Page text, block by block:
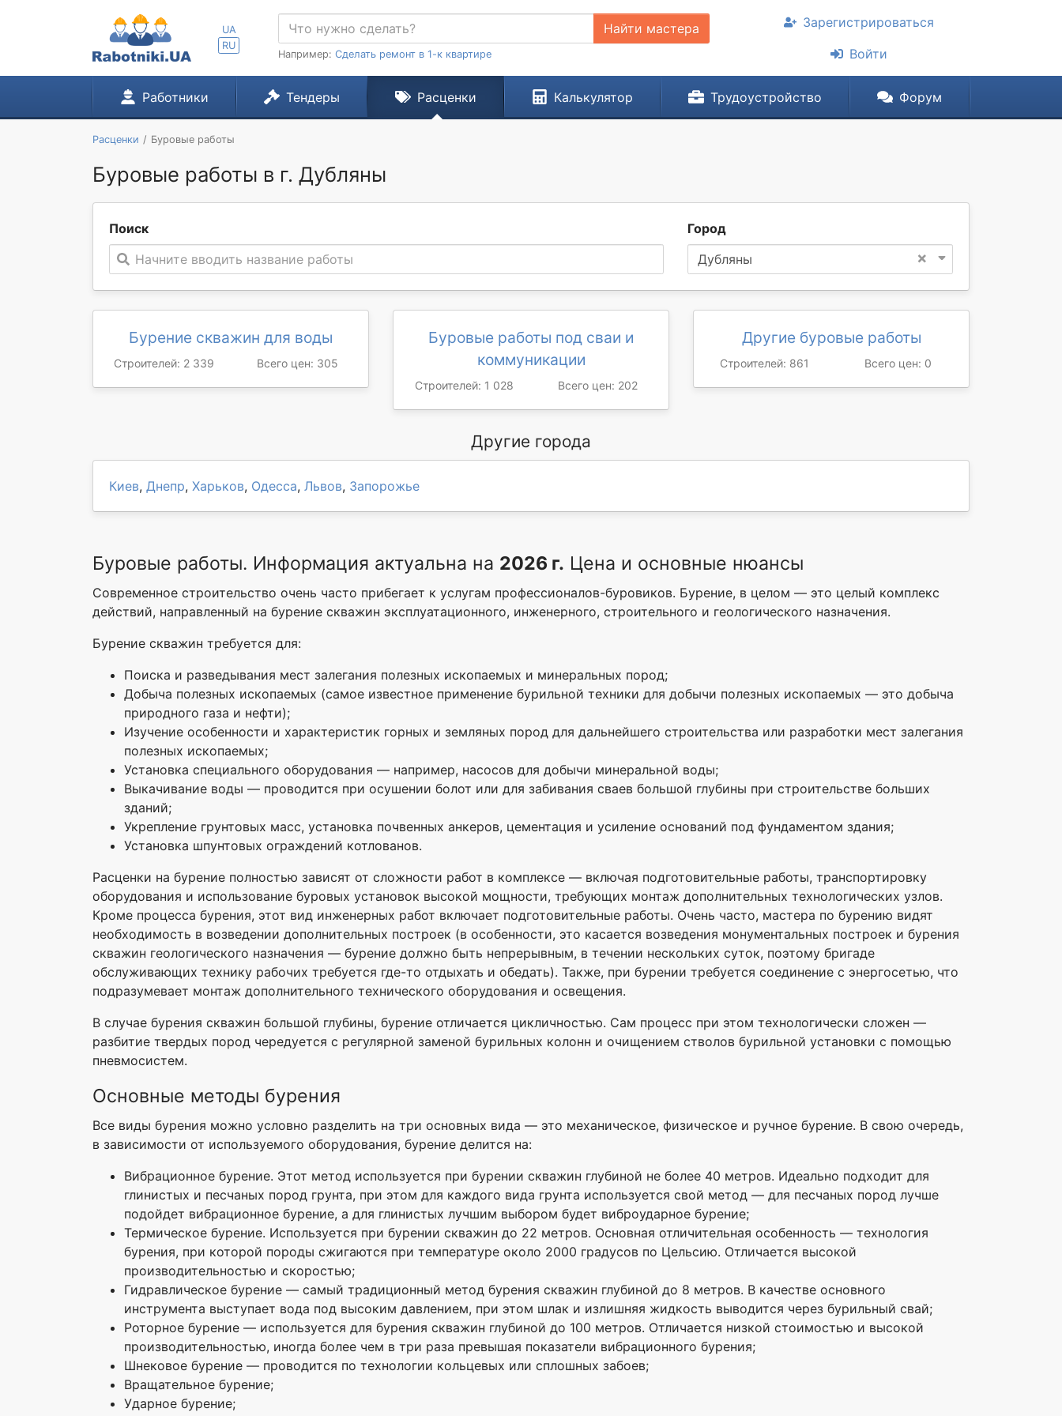
UA
RU
Найти мастера
Например: Сделать ремонт в 1-к квартире
Зарегистрироваться
Войти
Работники Тендеры Расценки Калькулятор Трудоустройство Форум
Расценки Буровые работы
Буровые работы в г. Дубляны
Поиск
Начните вводить название работы
Город
×
Дубляны
Бурение скважин для воды
Строителей: 2 339 Всего цен: 305
Буровые работы под сваи и
коммуникации
Строителей: 1 028 Всего цен: 202
Другие буровые работы
Строителей: 861 Всего цен: 0
Другие города
Киев, Днепр, Харьков, Одесса, Львов, Запорожье
Буровые работы. Информация актуальна на 2026 г. Цена и основные нюансы
Современное строительство очень часто прибегает к услугам профессионалов-буровиков. Бурение, в целом — это целый комплекс
действий, направленный на бурение скважин эксплуатационного, инженерного, строительного и геологического назначения.
Бурение скважин требуется для:
Поиска и разведывания мест залегания полезных ископаемых и минеральных пород;
Добыча полезных ископаемых (самое известное применение бурильной техники для добычи полезных ископаемых — это добыча
природного газа и нефти);
Изучение особенности и характеристик горных и земляных пород для дальнейшего строительства или разработки мест залегания
полезных ископаемых;
Установка специального оборудования — например, насосов для добычи минеральной воды;
Выкачивание воды — проводится при осушении болот или для забивания сваев большой глубины при строительстве больших
зданий;
Укрепление грунтовых масс, установка почвенных анкеров, цементация и усиление оснований под фундаментом здания;
Установка шпунтовых ограждений котлованов.
Расценки на бурение полностью зависят от сложности работ в комплексе — включая подготовительные работы, транспортировку
оборудования и использование буровых установок высокой мощности, требующих монтаж дополнительных технологических узлов.
Кроме процесса бурения, этот вид инженерных работ включает подготовительные работы. Очень часто, мастера по бурению видят
необходимость в возведении дополнительных построек (в особенности, это касается возведения монументальных построек и бурения
скважин геологического назначения — бурение должно быть непрерывным, в течении нескольких суток, поэтому бригаде
обслуживающих технику рабочих требуется где-то отдыхать и обедать). Также, при бурении требуется соединение с энергосетью, что
подразумевает монтаж дополнительного технического оборудования и освещения.
В случае бурения скважин большой глубины, бурение отличается цикличностью. Сам процесс при этом технологически сложен —
разбитие твердых пород чередуется с регулярной заменой бурильных колонн и очищением стволов бурильной установки с помощью
пневмосистем.
Основные методы бурения
Все виды бурения можно условно разделить на три основных вида — это механическое, физическое и ручное бурение. В свою очередь,
в зависимости от используемого оборудования, бурение делится на:
Вибрационное бурение. Этот метод используется при бурении скважин глубиной не более 40 метров. Идеально подходит для
глинистых и песчаных пород грунта, при этом для каждого вида грунта используется свой метод — для песчаных пород лучше
подойдет вибрационное бурение, а для глинистых лучшим выбором будет виброударное бурение;
Термическое бурение. Используется при бурении скважин до 22 метров. Основная отличительная особенность — технология
бурения, при которой породы сжигаются при температуре около 2000 градусов по Цельсию. Отличается высокой
производительностью и скоростью;
Гидравлическое бурение — самый традиционный метод бурения скважин глубиной до 8 метров. В качестве основного
инструмента выступает вода под высоким давлением, при этом шлак и излишняя жидкость выводится через бурильный свай;
Роторное бурение — используется для бурения скважин глубиной до 100 метров. Отличается низкой стоимостью и высокой
производительностью, иногда более чем в три раза превышая показатели вибрационного бурения;
Шнековое бурение — проводится по технологии кольцевых или сплошных забоев;
Вращательное бурение;
Ударное бурение;